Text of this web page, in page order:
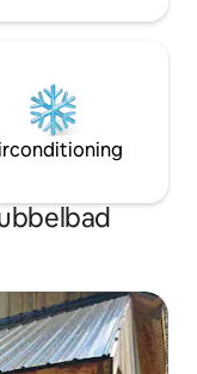
Foggys